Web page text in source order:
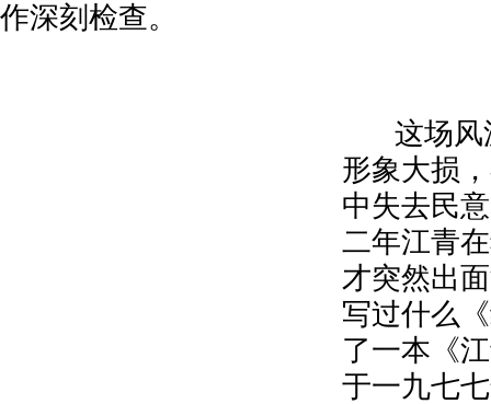
作深刻检查。
这场风
形象大损
中失去民
二年江青
才突然出
写过什么
了一本《
于一九七